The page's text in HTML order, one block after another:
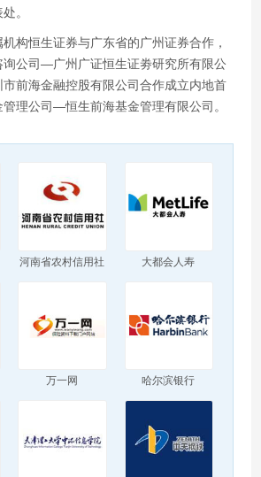
。
构恒生证券与广东省的广州证券合作，
询公司—广州广证恒生证劵研究所有限公
前海金融控股有限公司合作成立内地首
理公司—恒生前海基金管理有限公司。
河南省农村信用社 大都会人寿
万一网 哈尔滨银行